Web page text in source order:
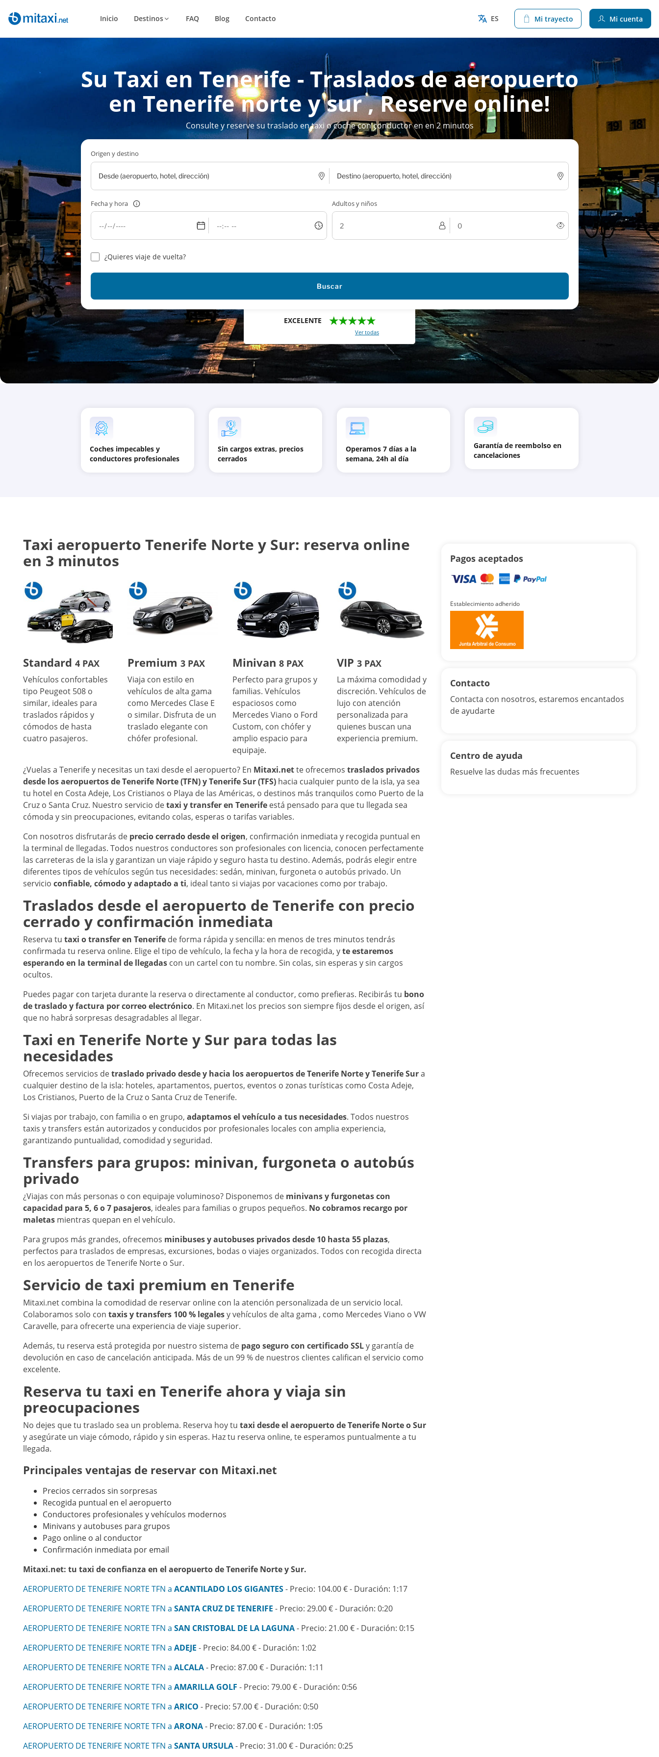
Inicio Destinos FAQ Blog Contacto ES Mi trayecto Mi cuenta
Su Taxi en Tenerife - Traslados de aeropuerto
en Tenerife norte y sur , Reserve online!
Consulte y reserve su traslado en taxi o coche con conductor en en 2 minutos
Origen y destino
Fecha y hora Adultos y niños
¿Quieres viaje de vuelta?
Buscar
EXCELENTE ★★★★★
Ver todas
Coches impecables y
conductores profesionales
Sin cargos extras, precios
cerrados
Operamos 7 días a la
semana, 24h al día
Garantía de reembolso en
cancelaciones
Taxi aeropuerto Tenerife Norte y Sur: reserva online
en 3 minutos
Standard 4 PAX
Vehículos confortables
tipo Peugeot 508 o
similar, ideales para
traslados rápidos y
cómodos de hasta
cuatro pasajeros.
Premium3 PAX
Viaja con estilo en
vehículos de alta gama
como Mercedes Clase E
o similar. Disfruta de un
traslado elegante con
chófer profesional.
Minivan 8 PAX
Perfecto para grupos y
familias. Vehículos
espaciosos como
Mercedes Viano o Ford
Custom, con chófer y
amplio espacio para
equipaje.
VIP 3 PAX
La máxima comodidad y
discreción. Vehículos de
lujo con atención
personalizada para
quienes buscan una
experiencia premium.
¿Vuelas a Tenerife y necesitas un taxi desde el aeropuerto? En Mitaxi.nette ofrecemos traslados privados
desde los aeropuertos de Tenerife Norte (TFN) y Tenerife Sur (TFS) hacia cualquier punto de la isla, ya sea
tu hotel en Costa Adeje, Los Cristianos o Playa de las Américas, o destinos más tranquilos como Puerto de la
Cruz o Santa Cruz. Nuestro servicio detaxi y transfer en Tenerife está pensado para que tu llegada sea
cómoda y sin preocupaciones, evitando colas, esperas o tarifas variables.
Con nosotros disfrutarás de precio cerrado desde el origen, confirmación inmediata y recogida puntual en
la terminal de llegadas. Todos nuestros conductores son profesionales con licencia, conocen perfectamente
las carreteras de la isla y garantizan un viaje rápido y seguro hasta tu destino. Además, podrás elegir entre
diferentes tipos de vehículos según tus necesidades: sedán, minivan, furgoneta o autobús privado. Un
servicio confiable, cómodo y adaptado a ti, ideal tanto si viajas por vacaciones como por trabajo.
Traslados desde el aeropuerto de Tenerife con precio
cerrado y confirmación inmediata
Reserva tu taxi o transfer en Tenerife de forma rápida y sencilla: en menos de tres minutos tendrás
confirmada tu reserva online. Elige el tipo de vehículo, la fecha y la hora de recogida, yte estaremos
esperando en la terminal de llegadas con un cartel con tu nombre. Sin colas, sin esperas y sin cargos
ocultos.
Puedes pagar con tarjeta durante la reserva o directamente al conductor, como prefieras. Recibirás tu bono
de traslado y factura por correo electrónico. En Mitaxi.net los precios son siempre fijos desde el origen, así
que no habrá sorpresas desagradables al llegar.
Taxi en Tenerife Norte y Sur para todas las
necesidades
Ofrecemos servicios detraslado privado desde y hacia los aeropuertos de Tenerife Norte y Tenerife Sura
cualquier destino de la isla: hoteles, apartamentos, puertos, eventos o zonas turísticas como Costa Adeje,
Los Cristianos, Puerto de la Cruz o Santa Cruz de Tenerife.
Si viajas por trabajo, con familia o en grupo, adaptamos el vehículo a tus necesidades. Todos nuestros
taxis y transfers están autorizados y conducidos por profesionales locales con amplia experiencia,
garantizando puntualidad, comodidad y seguridad.
Transfers para grupos: minivan, furgoneta o autobús
privado
¿Viajas con más personas o con equipaje voluminoso? Disponemos de minivans y furgonetas con
capacidad para 5, 6 o 7 pasajeros, ideales para familias o grupos pequeños. No cobramos recargo por
maletas mientras quepan en el vehículo.
Para grupos más grandes, ofrecemos minibuses y autobuses privados desde 10 hasta 55 plazas,
perfectos para traslados de empresas, excursiones, bodas o viajes organizados. Todos con recogida directa
en los aeropuertos de Tenerife Norte o Sur.
Servicio de taxi premium en Tenerife
Mitaxi.net combina la comodidad de reservar online con la atención personalizada de un servicio local.
Colaboramos solo con taxis y transfers 100 % legalesy vehículos de alta gama , como Mercedes Viano o VW
Caravelle, para ofrecerte una experiencia de viaje superior.
Además, tu reserva está protegida por nuestro sistema de pago seguro con certificado SSLy garantía de
devolución en caso de cancelación anticipada. Más de un 99 % de nuestros clientes califican el servicio como
excelente.
Reserva tu taxi en Tenerife ahora y viaja sin
preocupaciones
No dejes que tu traslado sea un problema. Reserva hoy tu taxi desde el aeropuerto de Tenerife Norte o Sur
y asegúrate un viaje cómodo, rápido y sin esperas. Haz tu reserva online, te esperamos puntualmente a tu
llegada.
Principales ventajas de reservar con Mitaxi.net
Precios cerrados sin sorpresas
Recogida puntual en el aeropuerto
Conductores profesionales y vehículos modernos
Minivans y autobuses para grupos
Pago online o al conductor
Confirmación inmediata por email
Mitaxi.net: tu taxi de confianza en el aeropuerto de Tenerife Norte y Sur.
AEROPUERTO DE TENERIFE NORTE TFN a ACANTILADO LOS GIGANTES- Precio: 104.00 € - Duración: 1:17
AEROPUERTO DE TENERIFE NORTE TFN a SANTA CRUZ DE TENERIFE - Precio: 29.00 € - Duración: 0:20
AEROPUERTO DE TENERIFE NORTE TFN a SAN CRISTOBAL DE LA LAGUNA- Precio: 21.00 € - Duración: 0:15
AEROPUERTO DE TENERIFE NORTE TFN a ADEJE - Precio: 84.00 € - Duración: 1:02
AEROPUERTO DE TENERIFE NORTE TFN a ALCALA- Precio: 87.00 € - Duración: 1:11
AEROPUERTO DE TENERIFE NORTE TFN a AMARILLA GOLF - Precio: 79.00 € - Duración: 0:56
AEROPUERTO DE TENERIFE NORTE TFN a ARICO - Precio: 57.00 € - Duración: 0:50
AEROPUERTO DE TENERIFE NORTE TFN a ARONA- Precio: 87.00 € - Duración: 1:05
AEROPUERTO DE TENERIFE NORTE TFN a SANTA URSULA- Precio: 31.00 € - Duración: 0:25
Pagos aceptados
Establecimiento adherido
Contacto
Contacta con nosotros, estaremos encantados
de ayudarte
Centro de ayuda
Resuelve las dudas más frecuentes